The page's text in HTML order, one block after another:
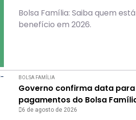
Bolsa Família: Saiba quem
benefício em 2026.
BOLSA FAMÍLIA
Governo confirma data
pagamentos do Bolsa
6 de agosto de 2026